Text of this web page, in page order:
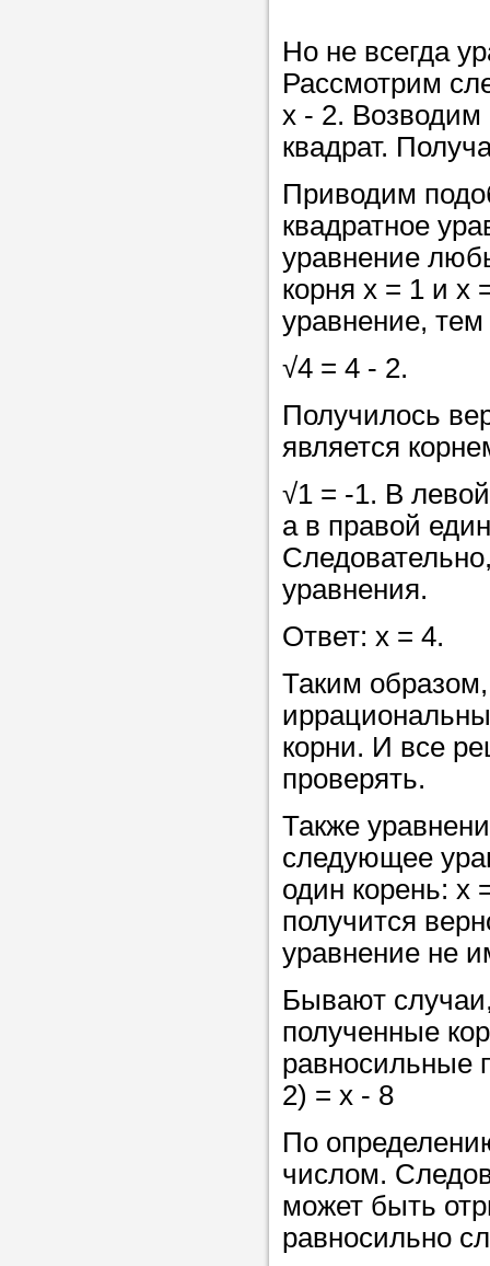
репетитора,
максимально
ваши
Мы
советам,
репетитора
Совет 2.
заявку на
то в поле
укажите как
чтобы мы
самого
репетитора.
Мы
в
советам,
репетитора
Совет 3.
студент-
хорошо
задачей. Он
цена ниже, и
найдет
учеником.
Но не всегда
Рассмотрим
x - 2. Возводим
квадрат.
Приводим
квадратное
уравнение
корня x = 1 и x
уравнение,
√4 = 4 - 2.
Получилось
является
√1 = -1. В
а в правой
уравнения.
Ответ: х = 4.
Таким
корни. И все
проверять.
Также
следующее
один корень: х
получится
уравнение не
Бывают
полученные
равносильные
2) = x - 8
По
числом.
может быть
равносильно